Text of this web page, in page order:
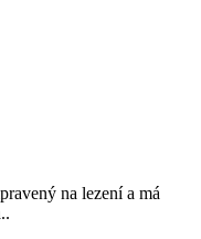
na lezení a má